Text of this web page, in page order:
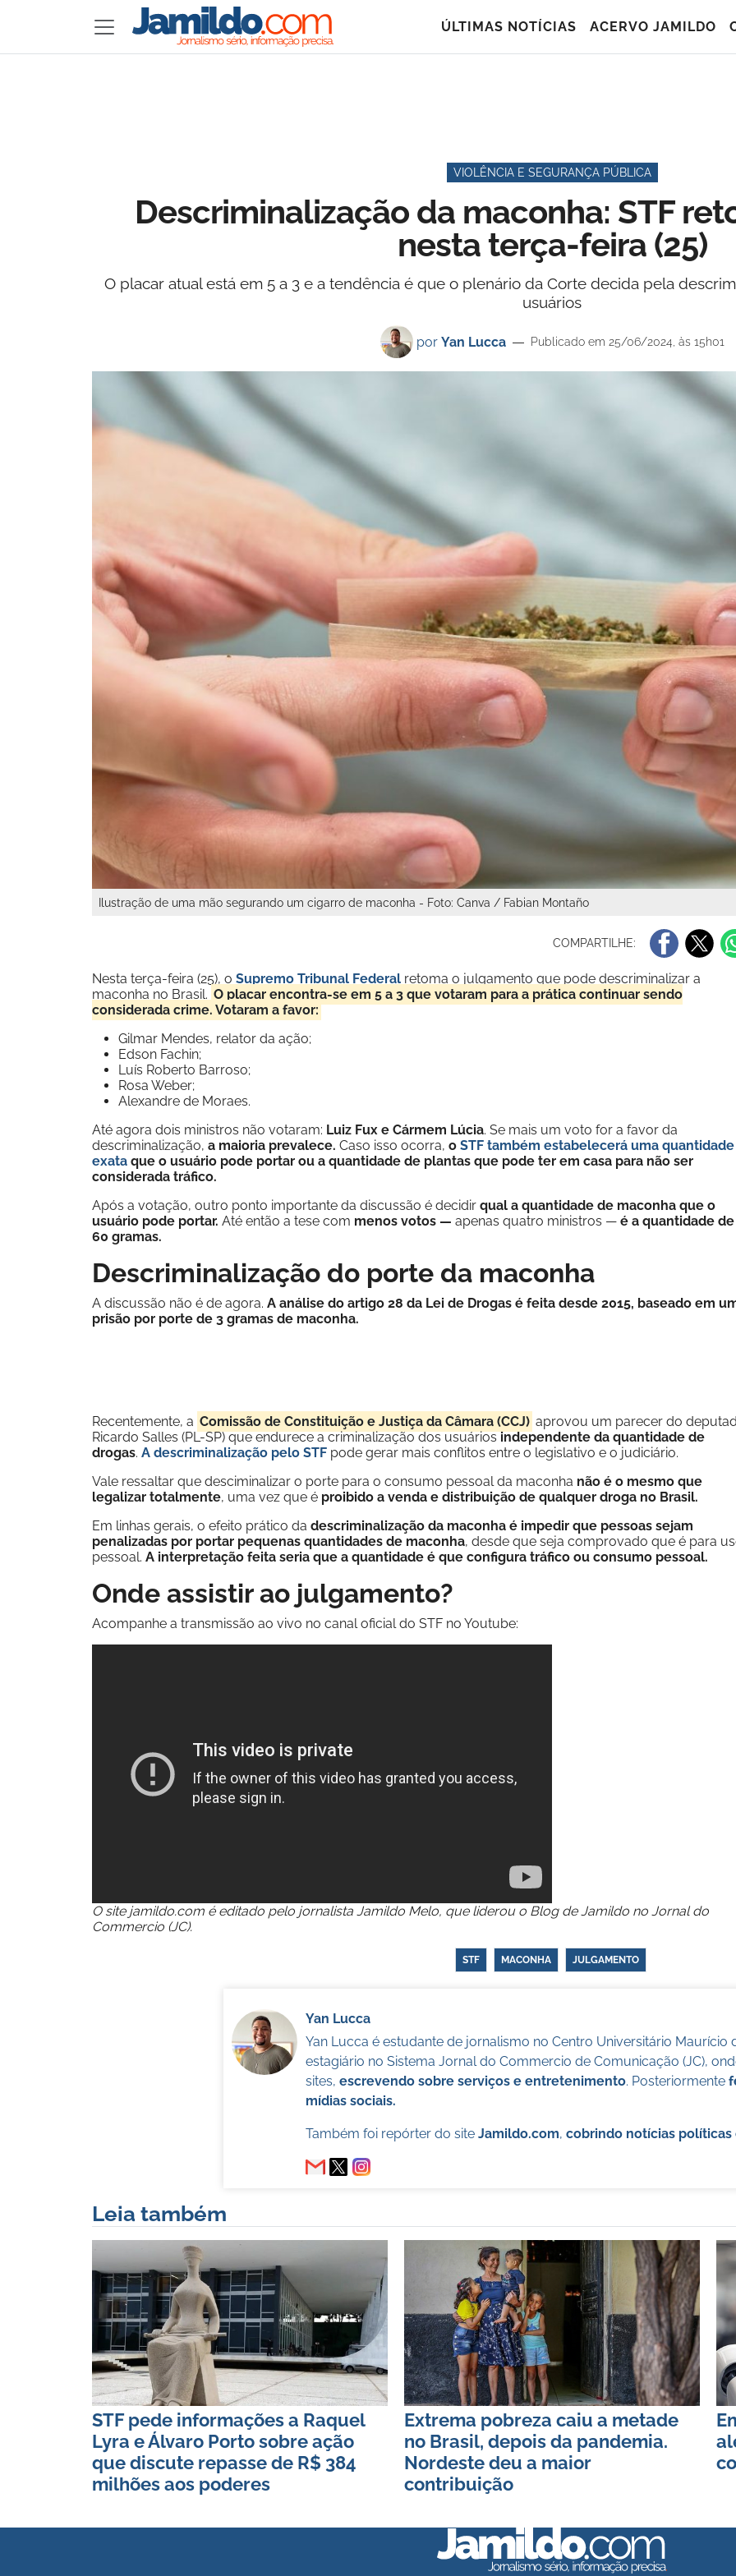
ÚLTIMAS NOTÍCIAS ACERVO JAMILDO
VIOLÊNCIA E SEGURANÇA PÚBLICA
Descriminalização da maconha: STF
nesta terça-feira (25)
O placar atual está em 5 a 3 e a tendência é que o plenário da Corte decida pela
usuários
por Yan Lucca Publicado em 25/06/2024, às 15h01
Ilustração de uma mão segurando um cigarro de maconha - Foto: Canva / Fabian Montaño
COMPARTILHE:
Nesta terça-feira (25), o Supremo Tribunal Federal retoma o julgamento que pode descriminalizar a
maconha no Brasil. O placar encontra-se em 5 a 3 que votaram para a prática continuar sendo
considerada crime. Votaram a favor:
Gilmar Mendes, relator da ação;
Edson Fachin;
Luís Roberto Barroso;
Rosa Weber;
Alexandre de Moraes.
Até agora dois ministros não votaram: Luiz Fux e Cármem Lúcia. Se mais um voto for a favor da
descriminalização, a maioria prevalece. Caso isso ocorra, o STF também estabelecerá uma quantidade
exata que o usuário pode portar ou a quantidade de plantas que pode ter em casa para não ser
considerada tráfico.
Após a votação, outro ponto importante da discussão é decidir qual a quantidade de maconha que o
usuário pode portar. Até então a tese com menos votos — apenas quatro ministros — é a quantidade de
60 gramas.
Descriminalização do porte da maconha
A discussão não é de agora. A análise do artigo 28 da Lei de Drogas é feita desde 2015, baseado em
prisão por porte de 3 gramas de maconha.
Recentemente, a Comissão de Constituição e Justiça da Câmara (CCJ) aprovou um parecer do
Ricardo Salles (PL-SP) que endurece a criminalização dos usuáriosindependente da quantidade de
drogas. A descriminalização pelo STF pode gerar mais conflitos entre o legislativo e o judiciário.
Vale ressaltar que desciminalizar o porte para o consumo pessoal da maconha não é o mesmo que
legalizar totalmente, uma vez que é proibido a venda e distribuição de qualquer droga no Brasil.
Em linhas gerais, o efeito prático da descriminalização da maconha é impedir que pessoas sejam
penalizadas por portar pequenas quantidades de maconha, desde que seja comprovado que é para
pessoal. A interpretação feita seria que a quantidade é que configura tráfico ou consumo pessoal.
Onde assistir ao julgamento?
Acompanhe a transmissão ao vivo no canal oficial do STF no Youtube:
O site jamildo.com é editado pelo jornalista Jamildo Melo, que liderou o Blog de Jamildo no Jornal do
Commercio (JC).
STF MACONHA JULGAMENTO
Yan Lucca
Yan Lucca é estudante de jornalismo no Centro Universitário Maurício
estagiário no Sistema Jornal do Commercio de Comunicação (JC),
sites, escrevendo sobre serviços e entretenimento. Posteriormente
mídias sociais.
Também foi repórter do site Jamildo.com, cobrindo notícias políticas
Leia também
STF pede informações a Raquel
Lyra e Álvaro Porto sobre ação
que discute repasse de R$ 384
milhões aos poderes
Extrema pobreza caiu a metade
no Brasil, depois da pandemia.
Nordeste deu a maior
contribuição